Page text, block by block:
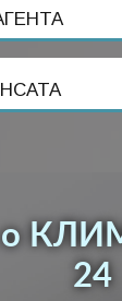
о
24